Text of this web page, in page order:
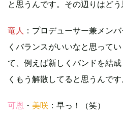
と思うんです。その辺りはど
竜人 ：プロデューサー兼メン
くバランスがいいなと思って
て、例えば新しくバンドを結
くもう解散してると思うんです
可恩 ・ 美咲 ：早っ！（笑）